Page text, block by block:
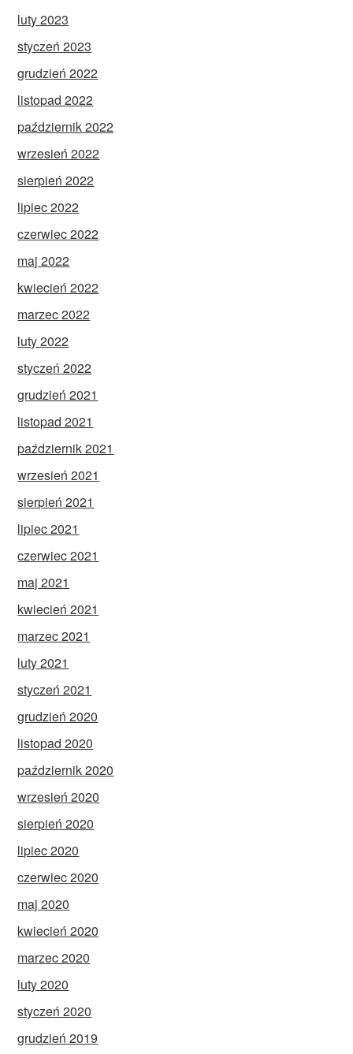
luty 2023
styczeń 2023
grudzień 2022
listopad 2022
październik 2022
wrzesień 2022
sierpień 2022
lipiec 2022
czerwiec 2022
maj 2022
kwiecień 2022
marzec 2022
luty 2022
styczeń 2022
grudzień 2021
listopad 2021
październik 2021
wrzesień 2021
sierpień 2021
lipiec 2021
czerwiec 2021
maj 2021
kwiecień 2021
marzec 2021
luty 2021
styczeń 2021
grudzień 2020
listopad 2020
październik 2020
wrzesień 2020
sierpień 2020
lipiec 2020
czerwiec 2020
maj 2020
kwiecień 2020
marzec 2020
luty 2020
styczeń 2020
grudzień 2019